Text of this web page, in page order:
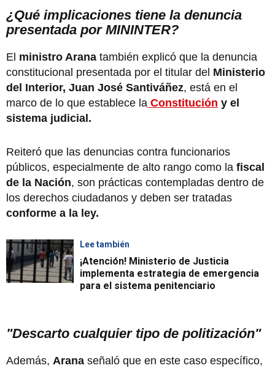
¿Qué implicaciones tiene la denuncia
presentada por MININTER?
El ministro Arana también explicó que la denuncia
constitucional presentada por el titular del Ministerio
del Interior, Juan José Santiváñez, está en el
marco de lo que establece la Constitución y el
sistema judicial.
Reiteró que las denuncias contra funcionarios
públicos, especialmente de alto rango como la fiscal
de la Nación, son prácticas contempladas dentro de
los derechos ciudadanos y deben ser tratadas
conforme a la ley.
Lee también
¡Atención! Ministerio de Justicia
implementa estrategia de emergencia
para el sistema penitenciario
"Descarto cualquier tipo de politización"
Además, Arana señaló que en este caso específico,